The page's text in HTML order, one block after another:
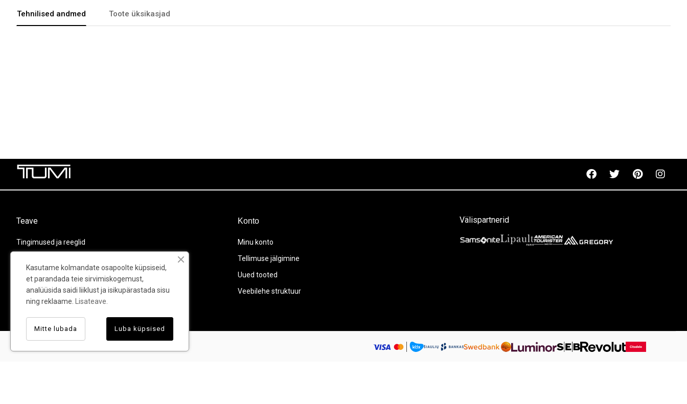
Tehnilised andmed Toote üksikasjad
Teave
Tingimused ja reeglid
Kohaletoimetamine ja tagastamine
Kontaktid
Garantii
Konto
Minu konto
Tellimuse jälgimine
Uued tooted
Veebilehe struktuur
Välispartnerid
Kasutame kolmandate osapoolte küpsiseid,
et parandada teie sirvimiskogemust,
analüüsida saidi liiklust ja isikupärastada sisu
ning reklaame.
Lisateave.
Luba küpsised
Mitte lubada